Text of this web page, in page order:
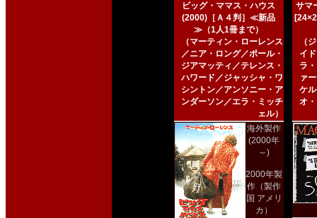
ビッグ・ママス・ハウス
(2000)［Ａ４判］≪新品
≫（1人1冊まで）
（マーティン・ローレンス
／ニア・ロング／ポール・
ジアマッティ／テレンス・
ハワード／ジャッシャ・ワ
シントン／アンソニー・ア
ンダーソン／エラ・ミッチ
ェル）
海外製作
(2000年
～)
2000年製
作（製作
国 アメリ
カ）
サマ
（
イ
ラ
ァ
ケ
オ